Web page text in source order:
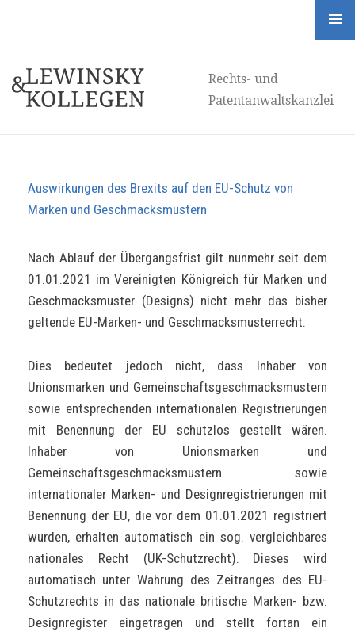
Rechts- und
Patentanwaltskanzlei
Widgets
Auswirkungen des Brexits auf den EU-Schutz von
Marken und Geschmacksmustern
Nach Ablauf der Übergangsfrist gilt nunmehr seit dem
01.01.2021 im Vereinigten Königreich für Marken und
Geschmacksmuster (Designs) nicht mehr das bisher
geltende EU-Marken- und Geschmacksmusterrecht.
Dies bedeutet jedoch nicht, dass Inhaber von
Unionsmarken und Gemeinschaftsgeschmacksmustern
sowie entsprechenden internationalen Registrierungen
mit Benennung der EU schutzlos gestellt wären.
Inhaber von Unionsmarken und
Gemeinschaftsgeschmacksmustern sowie
internationaler Marken- und Designregistrierungen mit
Benennung der EU, die vor dem 01.01.2021 registriert
wurden, erhalten automatisch ein sog. vergleichbares
nationales Recht (UK-Schutzrecht). Dieses wird
automatisch unter Wahrung des Zeitranges des EU-
Schutzrechts in das nationale britische Marken- bzw.
Designregister eingetragen und stellt fortan ein